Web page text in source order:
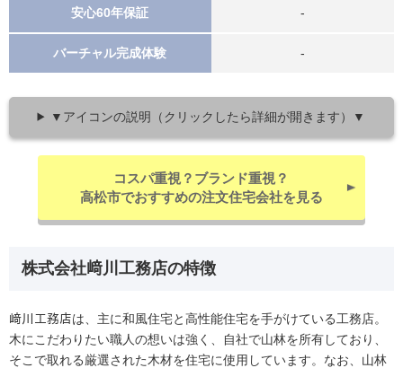
安心60年保証
バーチャル完成体験
‐
‐
▼アイコンの説明（クリックしたら詳細が開きます）▼
コスパ重視？ブランド重視？
高松市でおすすめの注文住宅会社を見る
株式会社﨑川工務店の特徴
﨑川工務店は、主に和風住宅と高性能住宅を手がけている工務店。
木にこだわりたい職人の想いは強く、自社で山林を所有しており、
そこで取れる厳選された木材を住宅に使用しています。なお、山林